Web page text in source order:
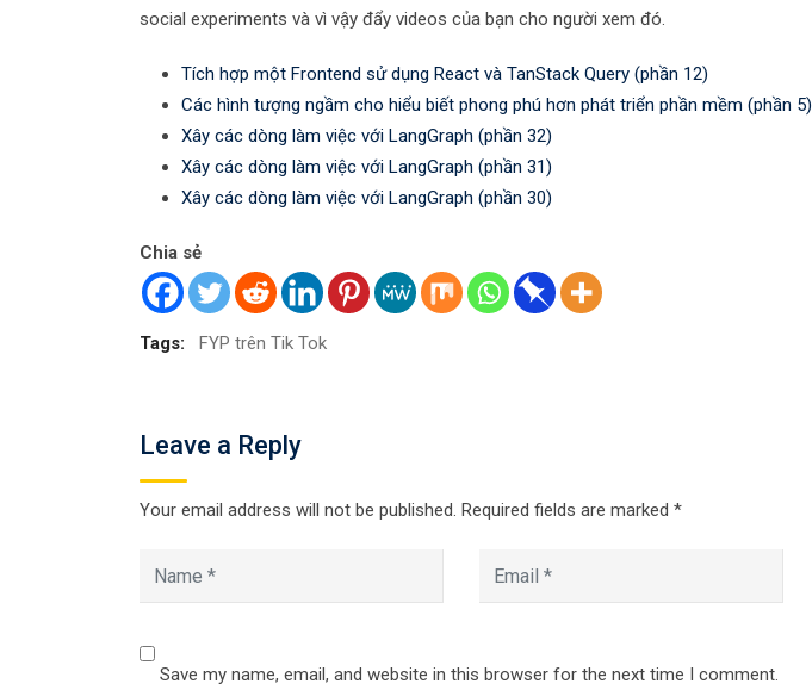
social experiments và vì vậy đẩy videos của bạn cho người xem đó.
Tích hợp một Frontend sử dụng React và TanStack Query (phần 12)
Các hình tượng ngầm cho hiểu biết phong phú hơn phát triển phần mềm (phần 5)
Xây các dòng làm việc với LangGraph (phần 32)
Xây các dòng làm việc với LangGraph (phần 31)
Xây các dòng làm việc với LangGraph (phần 30)
Chia sẻ
Tags: FYP trên Tik Tok
Leave a Reply
Your email address will not be published. Required fields are marked *
Save my name, email, and website in this browser for the next time I comment.